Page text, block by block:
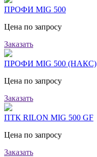
ПРОФИ MIG 500
Цена по запросу
Заказать
ПРОФИ MIG 500 (НАКС)
Цена по запросу
Заказать
ПТК RILON MIG 500 GF
Цена по запросу
Заказать